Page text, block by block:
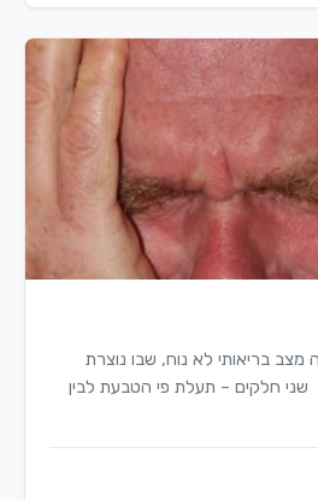
מצב בריאותי לא נוח, שבו נוצרת
שני חלקים – תעלת פי הטבעת לבין